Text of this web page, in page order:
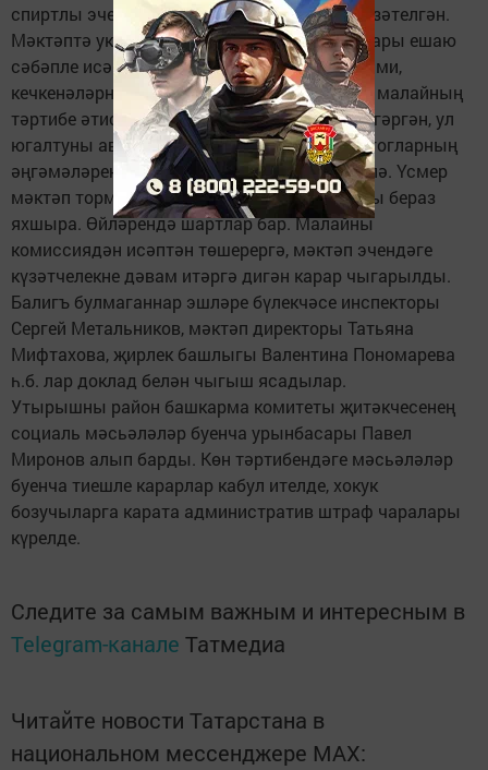
спиртлы эчемлекләр куллану очраклары күзәтелгән.
Мәктәптә укучы М. кискен агрессия очраклары ешаю
сәбәпле исәпкә алынган. Ул өй эшләрен үтәми,
кечкенәләрне кыерсыта. Әнисе сүзләренчә, малайның
тәртибе әтисе үлгәннән соң тискәре якка үзгәргән, ул
югалтуны авыр кичерә. Психолог һәм педагогларның
әңгәмәләреннән соң уңай динамика күзәтелә. Үсмер
мәктәп тормышында катнаша башлый, укуы бераз
яхшыра. Өйләрендә шартлар бар. Малайны
комиссиядән исәптән төшерергә, мәктәп эчендәге
күзәтчелекне дәвам итәргә дигән карар чыгарылды.
Балигъ булмаганнар эшләре бүлекчәсе инспекторы
Сергей Метальников, мәктәп директоры Татьяна
Мифтахова, җирлек башлыгы Валентина Пономарева
һ.б. лар доклад белән чыгыш ясадылар.
Утырышны район башкарма комитеты җитәкчесенең
социаль мәсьәләләр буенча урынбасары Павел
Миронов алып барды. Көн тәртибендәге мәсьәләләр
буенча тиешле карарлар кабул ителде, хокук
бозучыларга карата административ штраф чаралары
күрелде.
Следите за самым важным и интересным в
Telegram-канале Татмедиа
Читайте новости Татарстана в
национальном мессенджере MАХ: